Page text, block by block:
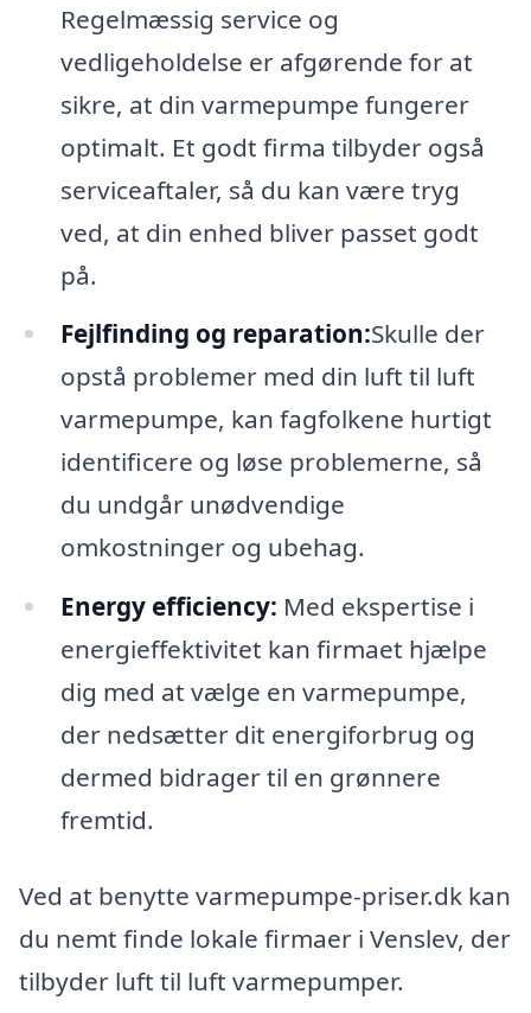
Regelmæssig service og
vedligeholdelse er afgørende for at
sikre, at din varmepumpe fungerer
optimalt. Et godt firma tilbyder også
serviceaftaler, så du kan være tryg
ved, at din enhed bliver passet godt
på.
Fejlfinding og reparation:Skulle der
opstå problemer med din luft til luft
varmepumpe, kan fagfolkene hurtigt
identificere og løse problemerne, så
du undgår unødvendige
omkostninger og ubehag.
Energy efficiency: Med ekspertise i
energieffektivitet kan firmaet hjælpe
dig med at vælge en varmepumpe,
der nedsætter dit energiforbrug og
dermed bidrager til en grønnere
fremtid.
Ved at benytte varmepumpe-priser.dk kan
du nemt finde lokale firmaer i Venslev, der
tilbyder luft til luft varmepumper.